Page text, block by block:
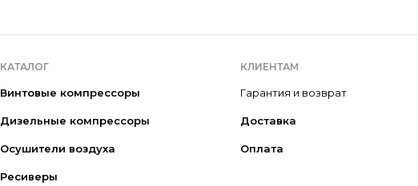
КАТАЛОГ
Винтовые компрессоры
Дизельные компрессоры
Осушители воздуха
Ресиверы
КЛИЕНТАМ
Гарантия и возврат
Доставка
Оплата